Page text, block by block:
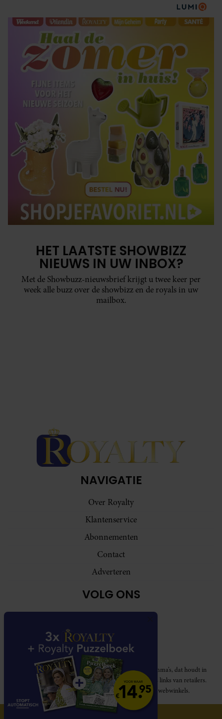
HET LAATSTE SHOWBIZZ
NIEUWS IN UW INBOX?
Met de Showbuzz-nieuwsbrief krijgt u twee keer per
week alle buzz over de showbizz en de royals in uw
mailbox.
NAVIGATIE
Over Royalty
Klantenservice
Abonnementen
Contact
Adverteren
VOLG ONS
Royalty participeert in diverse affiliate marketing programma’s, dat houdt in
dat Royalty commissies ontvangt voor aankopen middels links van retailers.
Deze website wordt niet gesponsord door de genoemde webwinkels.